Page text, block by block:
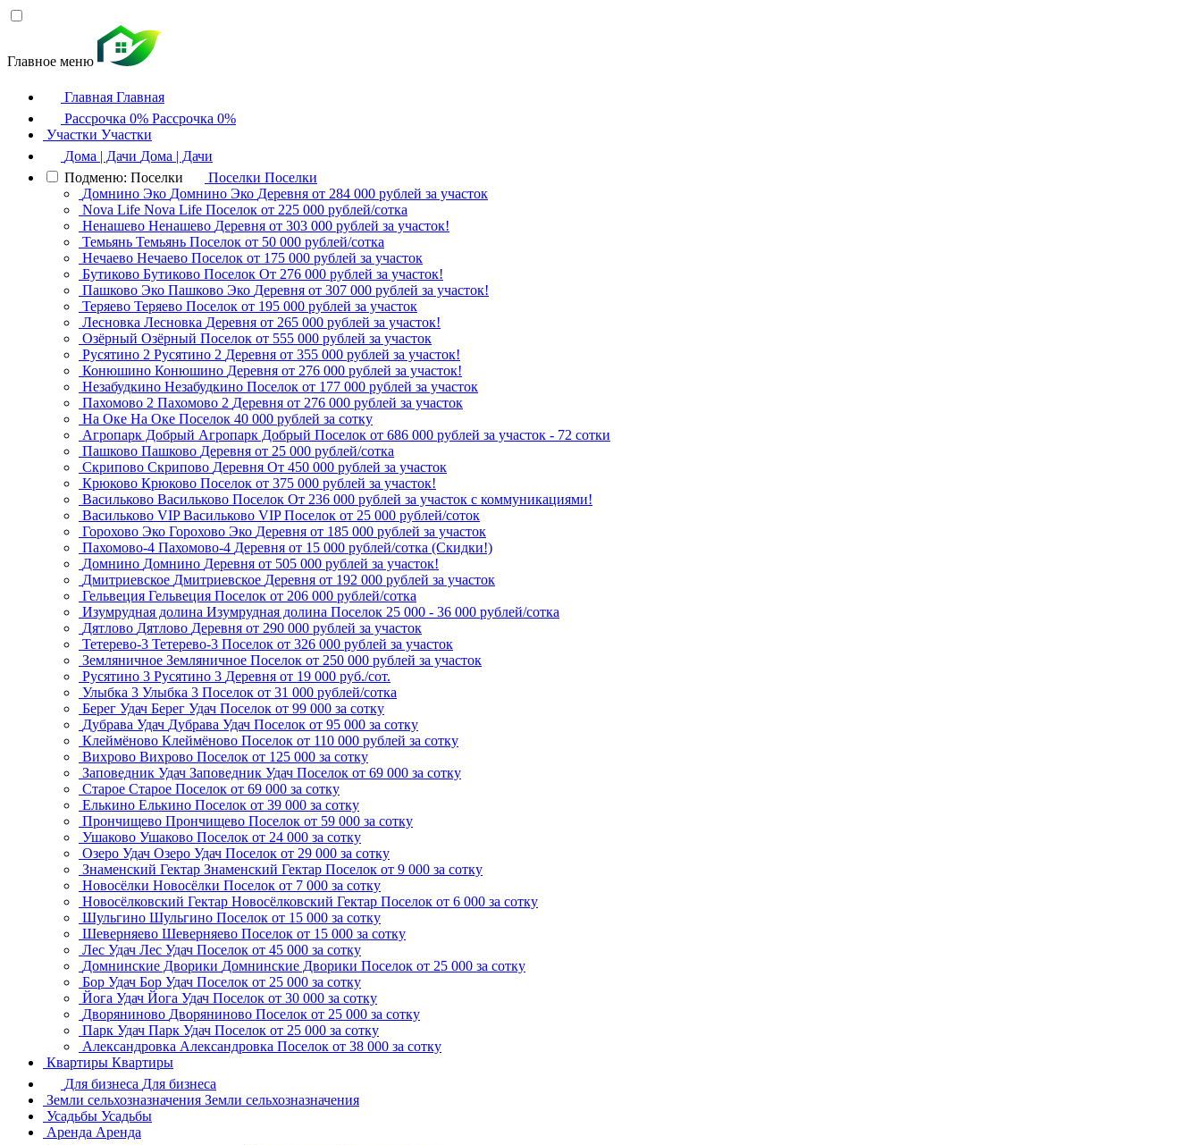
Главное меню
Главная Главная
Рассрочка 0% Рассрочка 0%
Участки Участки
Дома | Дачи Дома | Дачи
Подменю: Поселки
Поселки Поселки
Домнино Эко Домнино Эко Деревня от 284 000 рублей за участок
Nova Life Nova Life Поселок от 225 000 рублей/сотка
Ненашево Ненашево Деревня от 303 000 рублей за участок!
Темьянь Темьянь Поселок от 50 000 рублей/сотка
Нечаево Нечаево Поселок от 175 000 рублей за участок
Бутиково Бутиково Поселок От 276 000 рублей за участок!
Пашково Эко Пашково Эко Деревня от 307 000 рублей за участок!
Теряево Теряево Поселок от 195 000 рублей за участок
Лесновка Лесновка Деревня от 265 000 рублей за участок!
Озёрный Озёрный Поселок от 555 000 рублей за участок
Русятино 2 Русятино 2 Деревня от 355 000 рублей за участок!
Конюшино Конюшино Деревня от 276 000 рублей за участок!
Незабудкино Незабудкино Поселок от 177 000 рублей за участок
Пахомово 2 Пахомово 2 Деревня от 276 000 рублей за участок
На Оке На Оке Поселок 40 000 рублей за сотку
Агропарк Добрый Агропарк Добрый Поселок от 686 000 рублей за участок - 72 сотки
Пашково Пашково Деревня от 25 000 рублей/сотка
Скрипово Скрипово Деревня От 450 000 рублей за участок
Крюково Крюково Поселок от 375 000 рублей за участок!
Васильково Васильково Поселок От 236 000 рублей за участок с коммуникациями!
Васильково VIP Васильково VIP Поселок от 25 000 рублей/соток
Горохово Эко Горохово Эко Деревня от 185 000 рублей за участок
Пахомово-4 Пахомово-4 Деревня от 15 000 рублей/сотка (Скидки!)
Домнино Домнино Деревня от 505 000 рублей за участок!
Дмитриевское Дмитриевское Деревня от 192 000 рублей за участок
Гельвеция Гельвеция Поселок от 206 000 рублей/сотка
Изумрудная долина Изумрудная долина Поселок 25 000 - 36 000 рублей/сотка
Дятлово Дятлово Деревня от 290 000 рублей за участок
Тетерево-3 Тетерево-3 Поселок от 326 000 рублей за участок
Земляничное Земляничное Поселок от 250 000 рублей за участок
Русятино 3 Русятино 3 Деревня от 19 000 руб./сот.
Улыбка 3 Улыбка 3 Поселок от 31 000 рублей/сотка
Берег Удач Берег Удач Поселок от 99 000 за сотку
Дубрава Удач Дубрава Удач Поселок от 95 000 за сотку
Клеймёново Клеймёново Поселок от 110 000 рублей за сотку
Вихрово Вихрово Поселок от 125 000 за сотку
Заповедник Удач Заповедник Удач Поселок от 69 000 за сотку
Старое Старое Поселок от 69 000 за сотку
Елькино Елькино Поселок от 39 000 за сотку
Прончищево Прончищево Поселок от 59 000 за сотку
Ушаково Ушаково Поселок от 24 000 за сотку
Озеро Удач Озеро Удач Поселок от 29 000 за сотку
Знаменский Гектар Знаменский Гектар Поселок от 9 000 за сотку
Новосёлки Новосёлки Поселок от 7 000 за сотку
Новосёлковский Гектар Новосёлковский Гектар Поселок от 6 000 за сотку
Шульгино Шульгино Поселок от 15 000 за сотку
Шеверняево Шеверняево Поселок от 15 000 за сотку
Лес Удач Лес Удач Поселок от 45 000 за сотку
Домнинские Дворики Домнинские Дворики Поселок от 25 000 за сотку
Бор Удач Бор Удач Поселок от 25 000 за сотку
Йога Удач Йога Удач Поселок от 30 000 за сотку
Дворяниново Дворяниново Поселок от 25 000 за сотку
Парк Удач Парк Удач Поселок от 25 000 за сотку
Александровка Александровка Поселок от 38 000 за сотку
Квартиры Квартиры
Для бизнеса Для бизнеса
Земли сельхозназначения Земли сельхозназначения
Усадьбы Усадьбы
Аренда Аренда